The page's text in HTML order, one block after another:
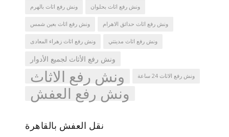
ونش رفع اثاث بالهرم ونش رفع اثاث بحلوان
ونش رفع اثاث بعين شمس ونش رفع اثاث حدائق الاهرام
ونش رفع اثاث زهراء المعادى ونش رفع اثاث مدينتي
ونش رفع الأثاث لجميع الأدوار
ونش رفع الاثاث ونش رفع الاثاث 24 ساعة
ونش رفع العفش
نقل العفش بالقاهرة